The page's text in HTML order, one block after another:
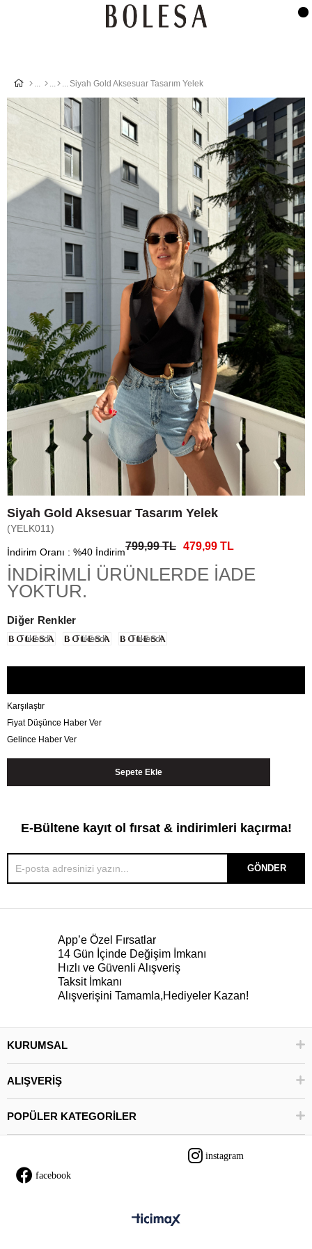
Siyah Gold Aksesuar Tasarım Yelek
Siyah Gold Aksesuar Tasarım Yelek
(YELK011)
İndirim Oranı : %40 İndirim799,99 TL 479,99 TL
​​​​​​​İNDİRİMLİ ÜRÜNLERDE İADE
YOKTUR.
Diğer Renkler
Tükendi Tükendi Tükendi
Karşılaştır
Fiyat Düşünce Haber Ver
Gelince Haber Ver
E-Bültene kayıt ol fırsat & indirimleri kaçırma!
GÖNDER
App’e Özel Fırsatlar
14 Gün İçinde Değişim İmkanı
Hızlı ve Güvenli Alışveriş
Taksit İmkanı
Alışverişini Tamamla,Hediyeler Kazan!
KURUMSAL
ALIŞVERİŞ
POPÜLER KATEGORİLER
instagram
facebook